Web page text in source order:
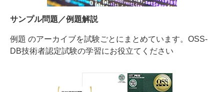
サンプル問題／例題解説
例題 のアーカイブを試験ごとにまとめています。OSS-
DB技術者認定試験の学習にお役立てください